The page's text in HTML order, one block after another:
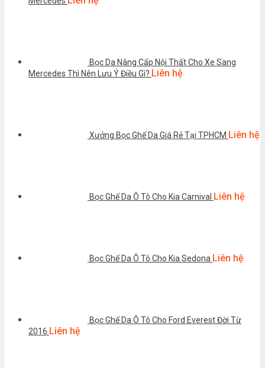
Bọc Da Nâng Cấp Nội Thất Cho Xe Sang
Mercedes Thì Nên Lưu Ý Điều Gì? Liên hệ
Xưởng Bọc Ghế Da Giá Rẻ Tại TPHCM Liên hệ
Bọc Ghế Da Ô Tô Cho Kia Carnival Liên hệ
Bọc Ghế Da Ô Tô Cho Kia Sedona Liên hệ
Bọc Ghế Da Ô Tô Cho Ford Everest Đời Từ
2016 Liên hệ